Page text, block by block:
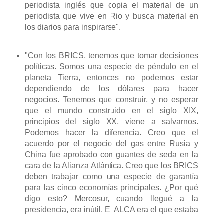
periodista inglés que copia el material de un
periodista que vive en Rio y busca material en
los diarios para inspirarse".
"Con los BRICS, tenemos que tomar decisiones
políticas. Somos una especie de péndulo en el
planeta Tierra, entonces no podemos estar
dependiendo de los
dólares
para hacer
negocios. Tenemos que construir, y no esperar
que
el mundo construido en el siglo XIX,
principios del siglo XX, vieneasalvarnos.
Podemos
hacer la diferencia.
Creo que el
acuerdo por el negocio del gas entre Rusia y
China fue aprobado con guantes de seda en la
cara de la Alianza Atlántica. Creo que los BRICS
deben trabajar como una especie de garantía
para las cinco economías principales. ¿Por qué
digo
esto? Mercosur,cuando llegué a
la
presidencia, era inútil. El ALCA era el que estaba